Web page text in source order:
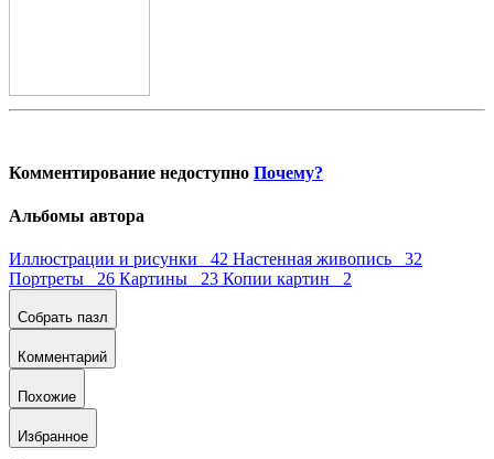
Комментирование недоступно Почему?
Альбомы автора
Иллюстрации и рисунки 42 Настенная живопись 32
Портреты 26 Картины 23 Копии картин 2
Собрать пазл
Комментарий
Похожие
Избранное